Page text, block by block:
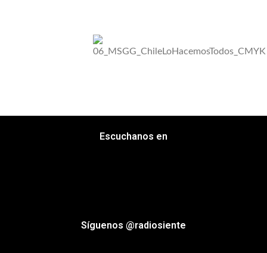
Escuchanos en
Síguenos @radiosiente